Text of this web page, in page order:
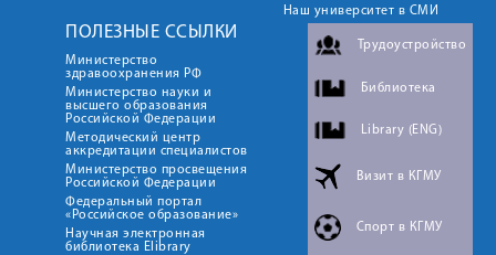
Наш университет в СМИ
ПОЛЕЗНЫЕ ССЫЛКИ
Министерство
здравоохранения РФ
Министерство науки и
высшего образования
Российской Федерации
Методический центр
аккредитации специалистов
Министерство просвещения
Российской Федерации
Федеральный портал
«Российское образование»
Научная электронная
библиотека Elibrary
Трудоустройство
Библиотека
Library (ENG)
Визит в КГМУ
Спорт в КГМУ